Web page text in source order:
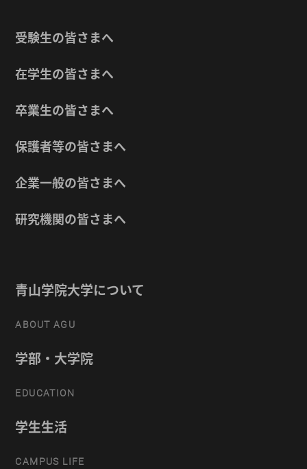
受験生の皆さまへ
在学生の皆さまへ
卒業生の皆さまへ
保護者等の皆さまへ
企業一般の皆さまへ
研究機関の皆さまへ
青山学院大学について
ABOUT AGU
学部・大学院
EDUCATION
学生生活
CAMPUS LIFE